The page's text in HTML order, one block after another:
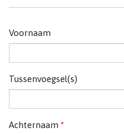
Voornaam
Tussenvoegsel(s)
Achternaam *